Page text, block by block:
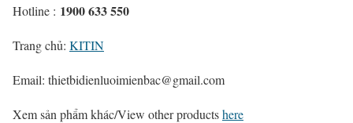
Hotline : 1900 633 550
Trang chủ: KITIN
Email: thietbidienluoimienbac@gmail.com
Xem sản phẩm khác/View other productshere